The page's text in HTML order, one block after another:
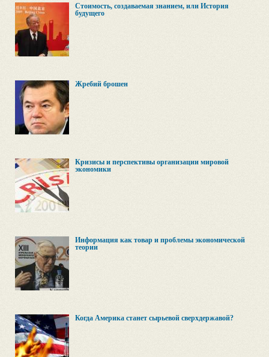
Стоимость, создаваемая знанием, или История
будущего
Жребий брошен
Кризисы и перспективы организации мировой
экономики
Информация как товар и проблемы экономической
теории
Когда Америка станет сырьевой сверхдержавой?